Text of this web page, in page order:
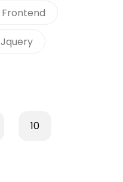
Frontend
Jquery
10